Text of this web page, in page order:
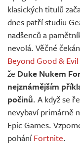
klasických titulů
dnes patří studiu
nadšenců a
nevolá. Věčné
Beyond Good &
že Duke Nukem
nejznámějším
počinů. A když se
nevybaví primárně
Epic Games.
poháníFortnite.